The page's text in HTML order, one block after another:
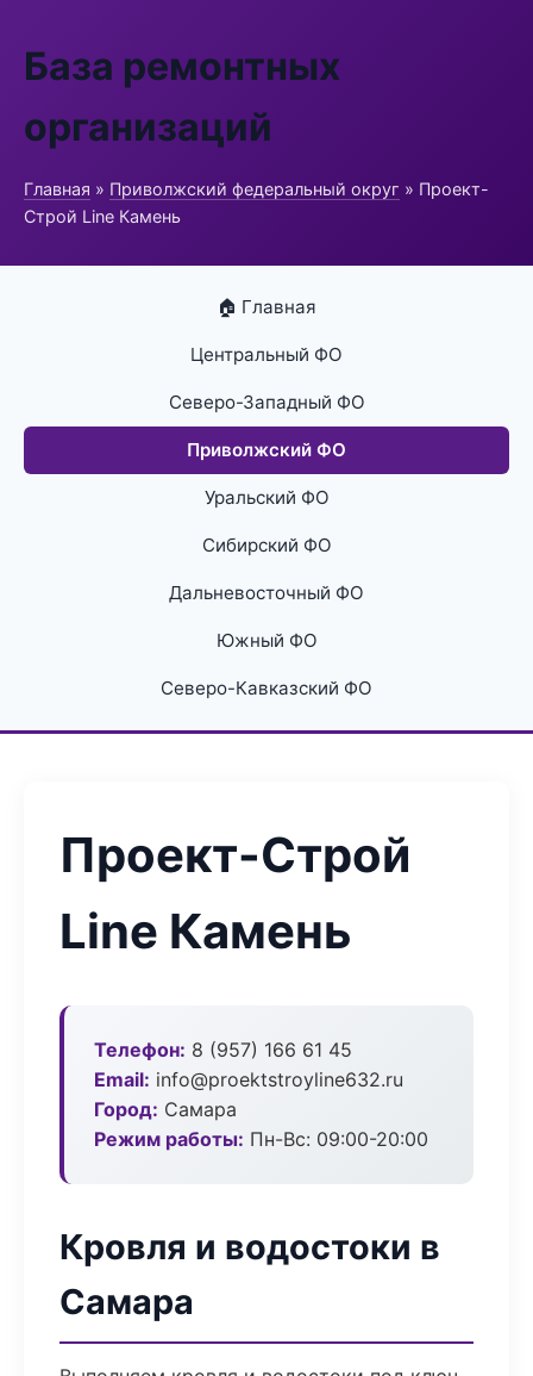
База ремонтных
организаций
Главная » Приволжский федеральный округ » Проект-
Строй Line Камень
🏠 Главная
Центральный ФО
Северо-Западный ФО
Приволжский ФО
Уральский ФО
Сибирский ФО
Дальневосточный ФО
Южный ФО
Северо-Кавказский ФО
Проект-Строй
Line Камень
Телефон: 8 (957) 166 61 45
Email: info@proektstroyline632.ru
Город: Самара
Режим работы: Пн-Вс: 09:00-20:00
Кровля и водостоки в
Самара